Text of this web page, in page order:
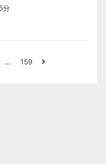
分
… 159